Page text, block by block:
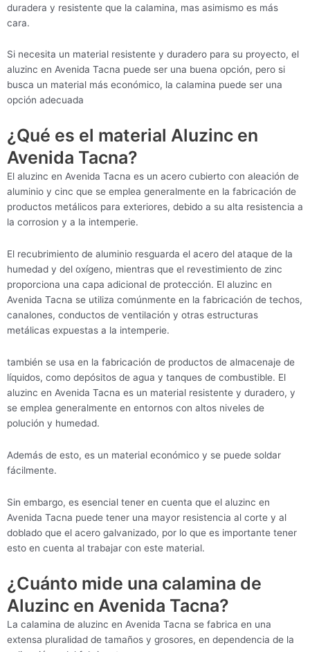
duradera y resistente que la calamina, mas asimismo es más
cara.
Si necesita un material resistente y duradero para su proyecto, el
aluzinc en Avenida Tacna puede ser una buena opción, pero si
busca un material más económico, la calamina puede ser una
opción adecuada
¿Qué es el material Aluzinc en
Avenida Tacna?
El aluzinc en Avenida Tacna es un acero cubierto con aleación de
aluminio y cinc que se emplea generalmente en la fabricación de
productos metálicos para exteriores, debido a su alta resistencia a
la corrosion y a la intemperie.
El recubrimiento de aluminio resguarda el acero del ataque de la
humedad y del oxígeno, mientras que el revestimiento de zinc
proporciona una capa adicional de protección. El aluzinc en
Avenida Tacna se utiliza comúnmente en la fabricación de techos,
canalones, conductos de ventilación y otras estructuras
metálicas expuestas a la intemperie.
también se usa en la fabricación de productos de almacenaje de
líquidos, como depósitos de agua y tanques de combustible. El
aluzinc en Avenida Tacna es un material resistente y duradero, y
se emplea generalmente en entornos con altos niveles de
polución y humedad.
Además de esto, es un material económico y se puede soldar
fácilmente.
Sin embargo, es esencial tener en cuenta que el aluzinc en
Avenida Tacna puede tener una mayor resistencia al corte y al
doblado que el acero galvanizado, por lo que es importante tener
esto en cuenta al trabajar con este material.
¿Cuánto mide una calamina de
Aluzinc en Avenida Tacna?
La calamina de aluzinc en Avenida Tacna se fabrica en una
extensa pluralidad de tamaños y grosores, en dependencia de la